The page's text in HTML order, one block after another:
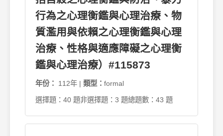
行為之心理衡鑑與心理治療、物
質濫用與依賴之心理衡鑑與心理
治療、性格與適應障礙之心理衡
鑑與心理治療）#115873
年份： 112年 | 類型： formal
選擇題：40 題非選擇題：3 題總題數：43 題